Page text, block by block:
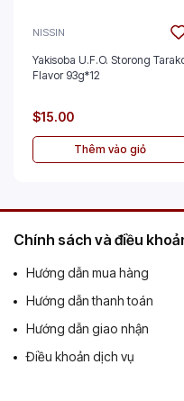
NISSIN
Yakisoba U.F.O. Storong
Flavor 93g*12
$15.00
Thêm vào giỏ
Chính sách và điều
Hướng dẫn mua hàng
Hướng dẫn thanh toán
Hướng dẫn giao nhận
Điều khoản dịch vụ